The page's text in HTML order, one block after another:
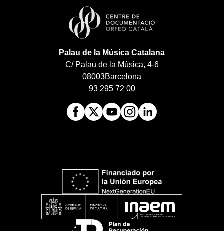
Palau de la Música Catalana
C/ Palau de la Música, 4-6
08003Barcelona
93 295 72 00